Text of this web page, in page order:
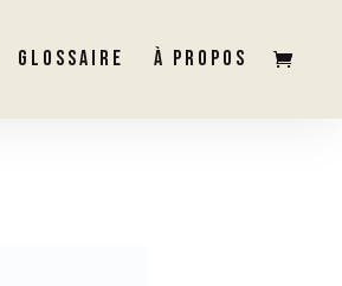
GLOSSAIRE À PROPOS